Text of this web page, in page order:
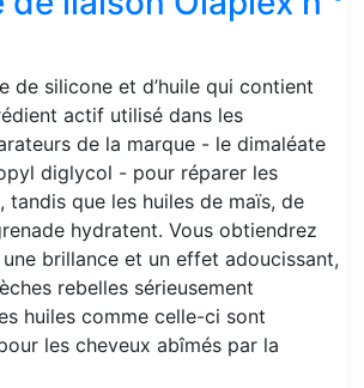
de silicone et d’huile qui contient
actif utilisé dans les
de la marque - le dimaléate
diglycol - pour réparer les
tandis que les huiles de maïs, de
hydratent. Vous obtiendrez
brillance et un effet adoucissant,
rebelles sérieusement
huiles comme celle-ci sont
les cheveux abîmés par la